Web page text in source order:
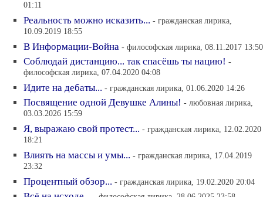
01:11
Реальность можно исказить... - гражданская лирика,
10.09.2019 18:55
В Информации-Война - философская лирика, 08.11.2017 13:50
Соблюдай дистанцию... так спасёшь ты нацию! -
философская лирика, 07.04.2020 04:08
Идите на дебаты... - гражданская лирика, 01.06.2020 14:26
Посвящение одной Девушке Алины! - любовная лирика,
03.03.2026 15:59
Я, выражаю свой протест... - гражданская лирика, 12.02.2020
18:21
Влиять на массы и умы... - гражданская лирика, 17.04.2019
23:32
Процентный обзор... - гражданская лирика, 19.02.2020 20:04